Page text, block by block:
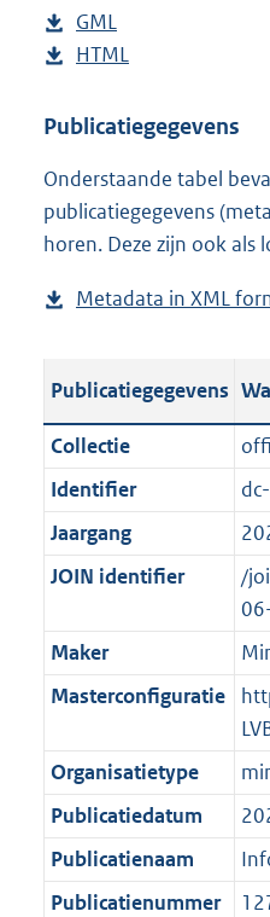
D
o
n
o
a
d
u
l
c
a
t
i
e
n
f
o
m
a
a
t
GML
e
t
n
d
s
r
o
t
e
:
1
9
b
D
w
l
o
a
p
b
i
c
a
t
i
i
n
f
r
m
a
a
t
HTML
s
a
n
d
g
o
t
t
e
:
o
b
e
k
n
d
Publicatiegegevens
Onderstaande tabel
publicatiegegevens
horen. Deze zijn ook als
Metadata in XML
Publicatiegegevens
Collectie
Identifier
Jaargang
JOIN identifier
/
Maker
Masterconfiguratie
Organisatietype
Publicatiedatum
Publicatienaam
Publicatienummer